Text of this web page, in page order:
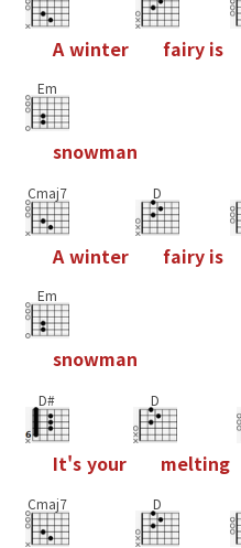
A winter fairy is
Em
snowman
Cmaj7
A winter
D
fairy is
Em
snowman
D#
It's your
D
melting
Cmaj7 D